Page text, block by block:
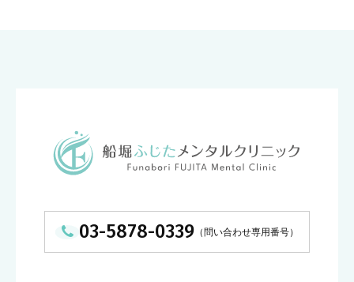
03-5878-0339